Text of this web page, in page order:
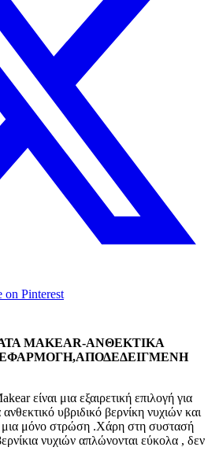
on Pinterest
MAKEAR-ΑΝΘΕΚΤΙΚΑ
είναι μια εξαιρετική επιλογή για
υβριδικό βερνίκη νυχιών και
μια μόνο στρώση .Χάρη στη συστασή
νυχιών απλώνονται εύκολα , δεν